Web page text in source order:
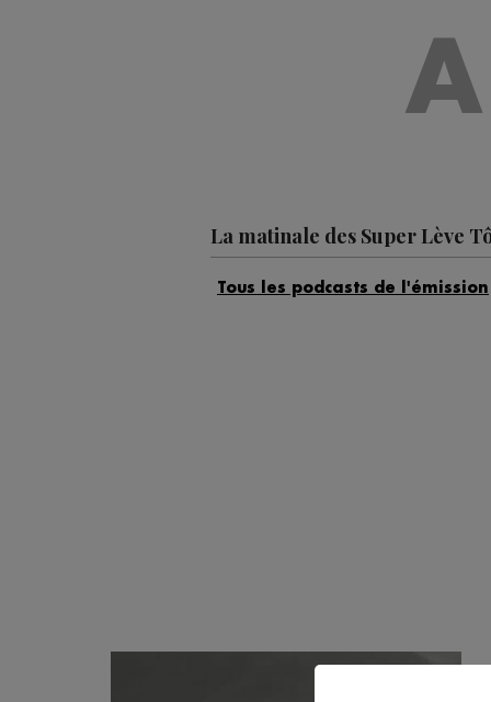
La matinale des Super Lève